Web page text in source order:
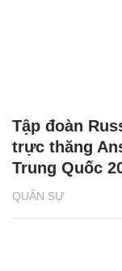
QUÂN SỰ
Tập đoàn
trực thăng
Trung Quốc